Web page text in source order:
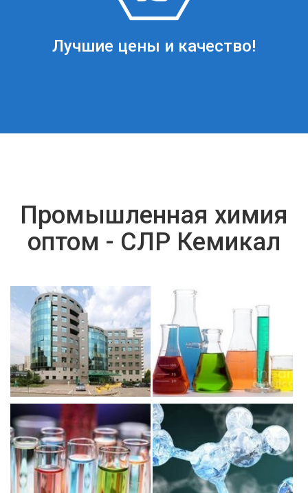
Лучшие цены и качество!
Промышленная химия
оптом - СЛР Кемикал